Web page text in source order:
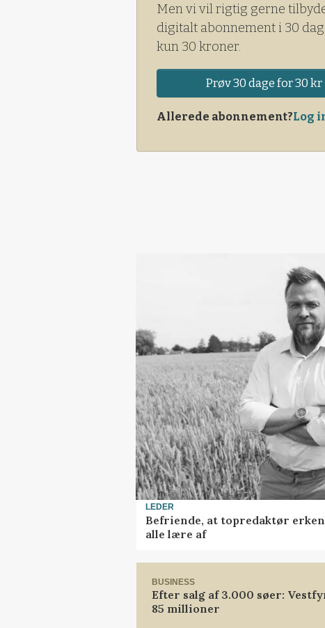
Men vi vil rigtig gerne
digitalt abonnement i 30
kun 30 kroner.
Prøv 30 dage for 30 kr
Allerede abonnement?Log
LEDER
Befriende, at topredaktør
alle lære af
BUSINESS
Efter salg af 3.000 søer:
85 millioner